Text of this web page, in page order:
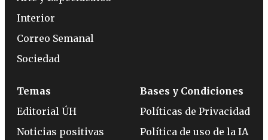
Interior
Correo Semanal
Sociedad
Temas
Editorial ÚH
Noticias positivas
Bases y Condiciones
Políticas de Privacidad
Política de uso de la IA